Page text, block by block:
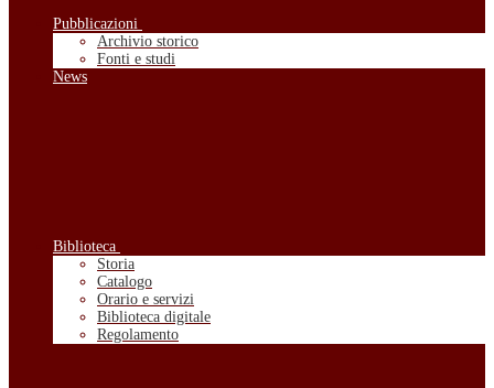
Pubblicazioni
Archivio storico
Fonti e studi
News
Biblioteca
Storia
Catalogo
Orario e servizi
Biblioteca digitale
Regolamento